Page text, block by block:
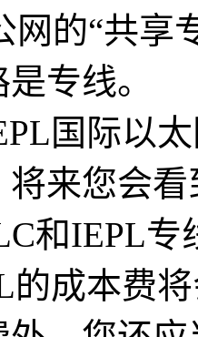
网的“共享
专线。
国际以太
来您会
IEPL专
成本费将